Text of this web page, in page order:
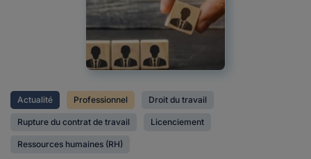
Actualité Professionnel Droit du travail
Rupture du contrat de travail Licenciement
Ressources humaines (RH)